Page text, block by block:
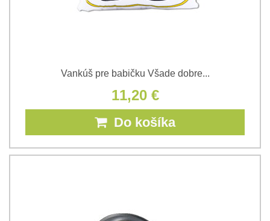
Vankúš pre babičku Všade dobre...
11,20 €
Do košíka